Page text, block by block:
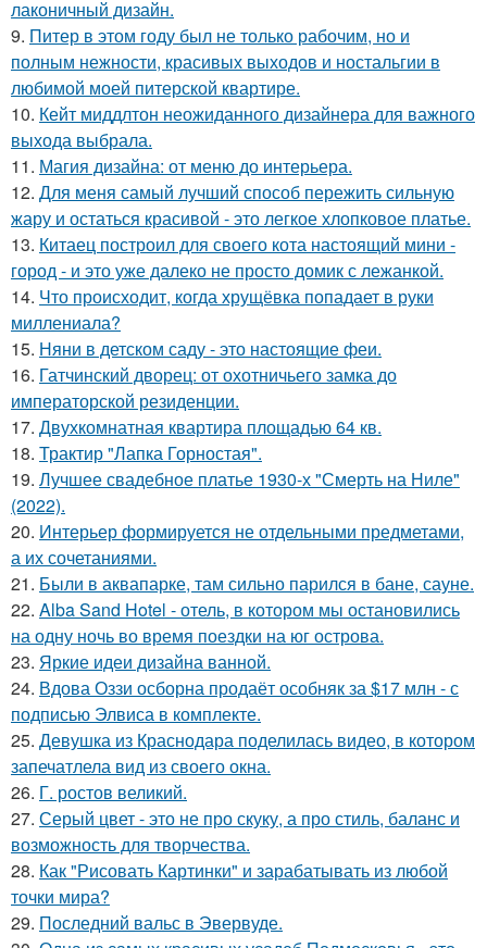
лаконичный дизайн.
9. Питер в этом году был не только рабочим, но и
полным нежности, красивых выходов и ностальгии в
любимой моей питерской квартире.
10. Кейт миддлтон неожиданного дизайнера для важного
выхода выбрала.
11. Магия дизайна: от меню до интерьера.
12. Для меня самый лучший способ пережить сильную
жару и остаться красивой - это легкое хлопковое платье.
13. Китаец построил для своего кота настоящий мини -
город - и это уже далеко не просто домик с лежанкой.
14. Что происходит, когда хрущёвка попадает в руки
миллениала?
15. Няни в детском саду - это настоящие феи.
16. Гатчинский дворец: от охотничьего замка до
императорской резиденции.
17. Двухкомнатная квартира площадью 64 кв.
18. Трактир "Лапка Горностая".
19. Лучшее свадебное платье 1930-х "Смерть на Ниле"
(2022).
20. Интерьер формируется не отдельными предметами,
а их сочетаниями.
21. Были в аквапарке, там сильно парился в бане, сауне.
22. Alba Sand Hotel - отель, в котором мы остановились
на одну ночь во время поездки на юг острова.
23. Яркие идеи дизайна ванной.
24. Вдова Оззи осборна продаёт особняк за $17 млн - с
подписью Элвиса в комплекте.
25. Девушка из Краснодара поделилась видео, в котором
запечатлела вид из своего окна.
26. Г. ростов великий.
27. Серый цвет - это не про скуку, а про стиль, баланс и
возможность для творчества.
28. Как "Рисовать Картинки" и зарабатывать из любой
точки мира?
29. Последний вальс в Эвервуде.